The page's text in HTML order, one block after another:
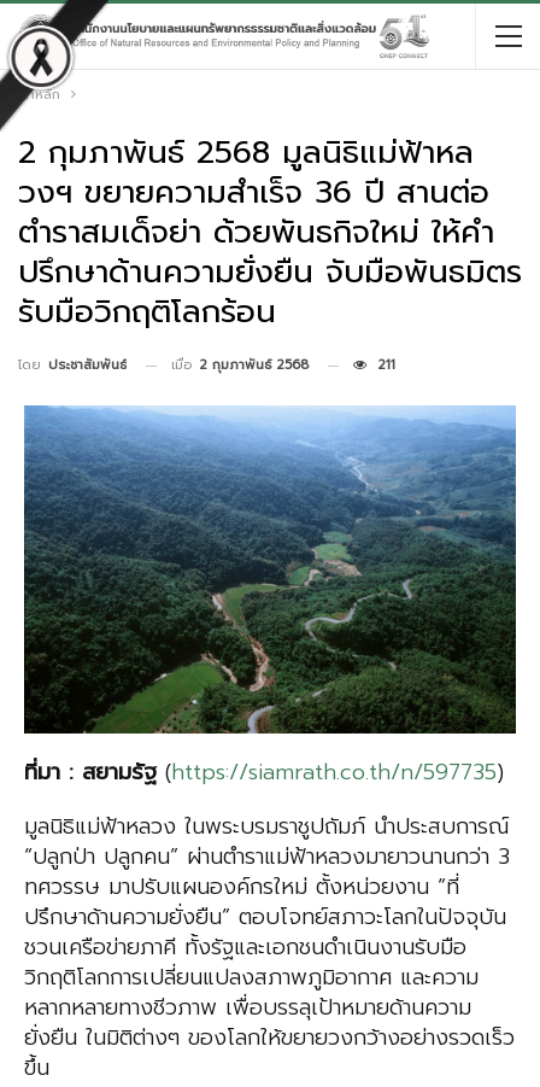
หน้าหลัก
2 กุมภาพันธ์ 2568 มูลนิธิแม่ฟ้าหล
วงฯ ขยายความสำเร็จ 36 ปี สานต่อ
ตำราสมเด็จย่า ด้วยพันธกิจใหม่ ให้คำ
ปรึกษาด้านความยั่งยืน จับมือพันธมิตร
รับมือวิกฤติโลกร้อน
โดย ประชาสัมพันธ์ เมื่อ 2 กุมภาพันธ์ 2568 211
ที่มา : สยามรัฐ (https://siamrath.co.th/n/597735)
มูลนิธิแม่ฟ้าหลวง ในพระบรมราชูปถัมภ์ นำประสบการณ์
“ปลูกป่า ปลูกคน” ผ่านตำราแม่ฟ้าหลวงมายาวนานกว่า 3
ทศวรรษ มาปรับแผนองค์กรใหม่ ตั้งหน่วยงาน “ที่
ปรึกษาด้านความยั่งยืน” ตอบโจทย์สภาวะโลกในปัจจุบัน
ชวนเครือข่ายภาคี ทั้งรัฐและเอกชนดำเนินงานรับมือ
วิกฤติโลกการเปลี่ยนแปลงสภาพภูมิอากาศ และความ
หลากหลายทางชีวภาพ เพื่อบรรลุเป้าหมายด้านความ
ยั่งยืน ในมิติต่างๆ ของโลกให้ขยายวงกว้างอย่างรวดเร็ว
ขึ้น